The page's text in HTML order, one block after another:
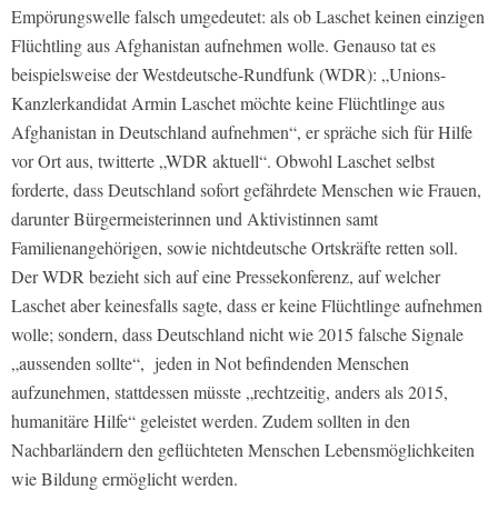
Empörungswelle falsch umgedeutet: als ob Laschet keinen einzigen
Flüchtling aus Afghanistan aufnehmen wolle. Genauso tat es
beispielsweise der Westdeutsche-Rundfunk (WDR): „Unions-
Kanzlerkandidat Armin Laschet möchte keine Flüchtlinge aus
Afghanistan in Deutschland aufnehmen“, er spräche sich für Hilfe
vor Ort aus, twitterte „WDR aktuell“. Obwohl Laschet selbst
forderte, dass Deutschland sofort gefährdete Menschen wie Frauen,
darunter Bürgermeisterinnen und Aktivistinnen samt
Familienangehörigen, sowie nichtdeutsche Ortskräfte retten soll.
Der WDR bezieht sich auf eine Pressekonferenz, auf welcher
Laschet aber keinesfalls sagte, dass er keine Flüchtlinge aufnehmen
wolle; sondern, dass Deutschland nicht wie 2015 falsche Signale
„aussenden sollte“, jeden in Not befindenden Menschen
aufzunehmen, stattdessen müsste „rechtzeitig, anders als 2015,
humanitäre Hilfe“ geleistet werden. Zudem sollten in den
Nachbarländern den geflüchteten Menschen Lebensmöglichkeiten
wie Bildung ermöglicht werden.